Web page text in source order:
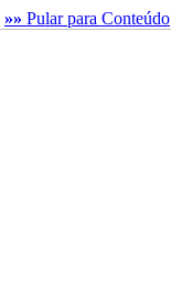
»» Pular para Conteúdo